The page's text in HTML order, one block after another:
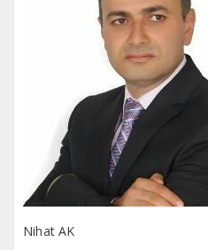
Nihat AK